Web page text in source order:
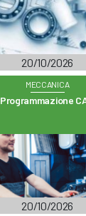
20/10/2026
MECCANICA
Programmazione
20/10/2026